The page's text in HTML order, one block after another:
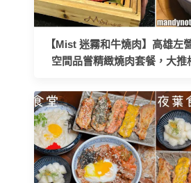
【Mist 迷霧和牛燒肉】高雄左
空間品嘗精緻燒肉套餐，大推